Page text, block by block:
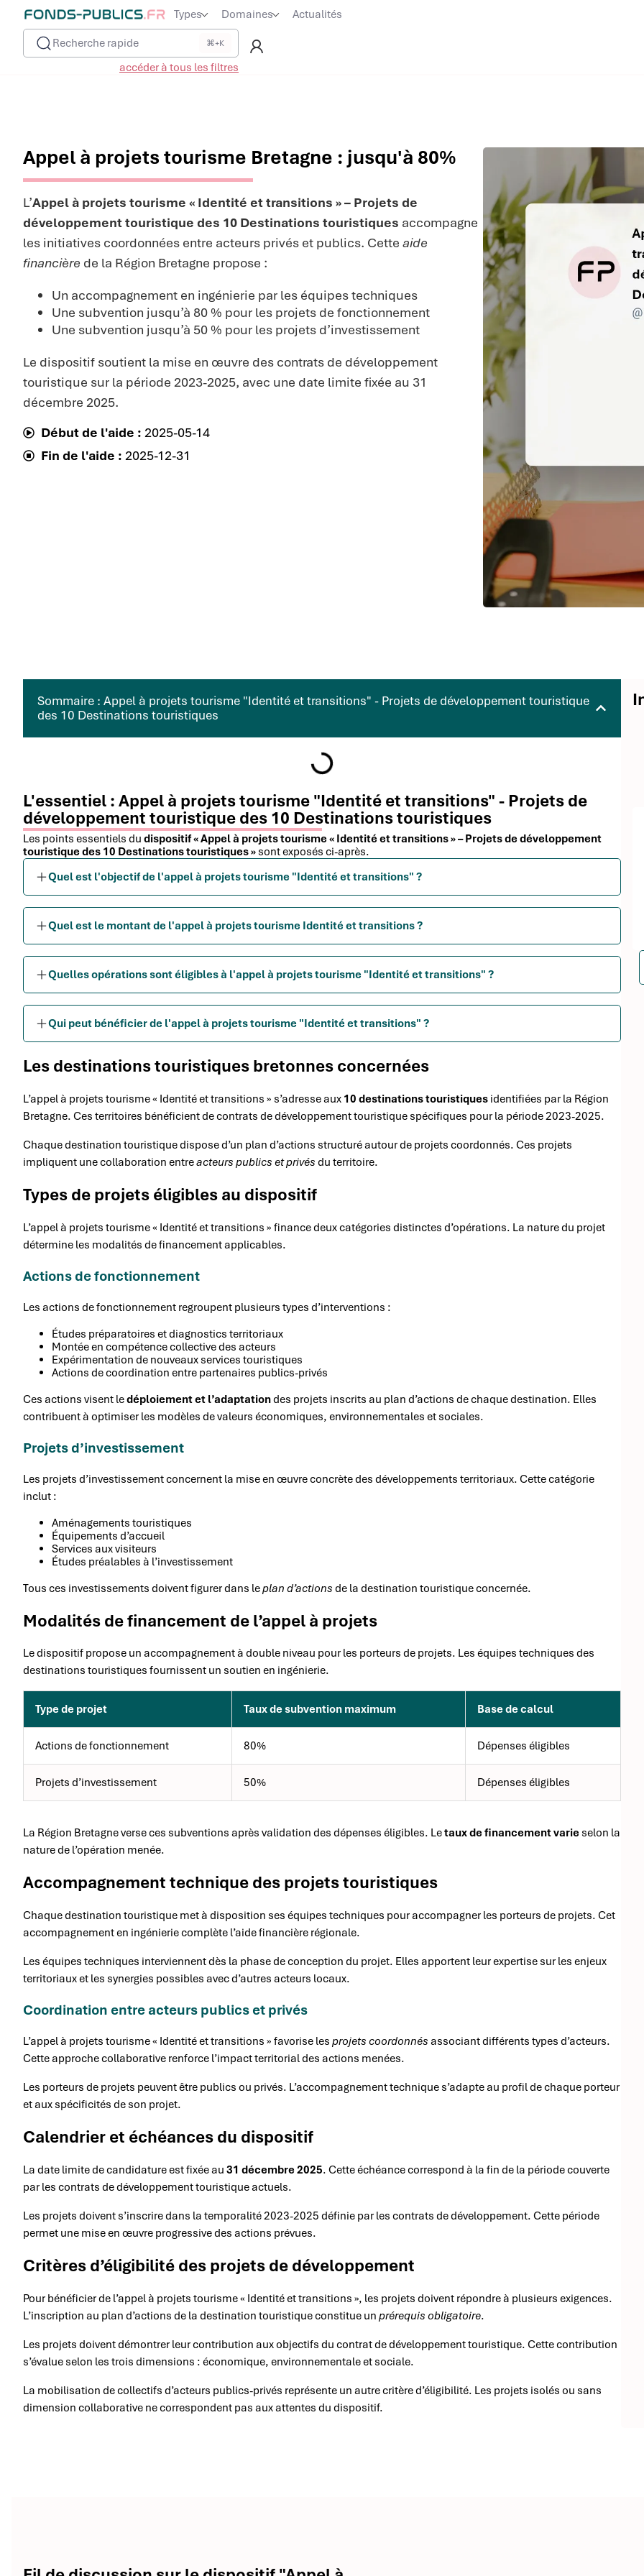
Types Domaines
Actualités
Recherche rapide
⌘+K
accéder à tous les filtres
Appel à projets tourisme Bretagne : jusqu'à 80%
L’Appel à projets tourisme « Identité et transitions » – Projets de
développement touristique des 10 Destinations touristiques accompagne
les initiatives coordonnées entre acteurs privés et publics. Cette aide
financière de la Région Bretagne propose :
Un accompagnement en ingénierie par les équipes techniques
Une subvention jusqu’à 80 % pour les projets de fonctionnement
Une subvention jusqu’à 50 % pour les projets d’investissement
Le dispositif soutient la mise en œuvre des contrats de développement
touristique sur la période 2023-2025, avec une date limite fixée au 31
décembre 2025.
Début de l'aide : 2025-05-14
Fin de l'aide : 2025-12-31
Sommaire : Appel à projets tourisme "Identité et transitions" - Projets de développement touristique
des 10 Destinations touristiques
L'essentiel : Appel à projets tourisme "Identité et transitions" - Projets de
développement touristique des 10 Destinations touristiques
Les points essentiels du dispositif « Appel à projets tourisme « Identité et transitions » – Projets de développement
touristique des 10 Destinations touristiques » sont exposés ci-après.
Quel est l'objectif de l'appel à projets tourisme "Identité et transitions" ?
Quel est le montant de l'appel à projets tourisme Identité et transitions ?
Quelles opérations sont éligibles à l'appel à projets tourisme "Identité et transitions" ?
Qui peut bénéficier de l'appel à projets tourisme "Identité et transitions" ?
Les destinations touristiques bretonnes concernées
L’appel à projets tourisme « Identité et transitions » s’adresse aux 10 destinations touristiques identifiées par la Région
Bretagne. Ces territoires bénéficient de contrats de développement touristique spécifiques pour la période 2023-2025.
Chaque destination touristique dispose d’un plan d’actions structuré autour de projets coordonnés. Ces projets
impliquent une collaboration entreacteurs publics et privés du territoire.
Types de projets éligibles au dispositif
L’appel à projets tourisme « Identité et transitions » finance deux catégories distinctes d’opérations. La nature du projet
détermine les modalités de financement applicables.
Actions de fonctionnement
Les actions de fonctionnement regroupent plusieurs types d’interventions :
Études préparatoires et diagnostics territoriaux
Montée en compétence collective des acteurs
Expérimentation de nouveaux services touristiques
Actions de coordination entre partenaires publics-privés
Ces actions visent ledéploiement et l’adaptationdes projets inscrits au plan d’actions de chaque destination. Elles
contribuent à optimiser les modèles de valeurs économiques, environnementales et sociales.
Projets d’investissement
Les projets d’investissement concernent la mise en œuvre concrète des développements territoriaux. Cette catégorie
inclut :
Aménagements touristiques
Équipements d’accueil
Services aux visiteurs
Études préalables à l’investissement
Tous ces investissements doivent figurer dans leplan d’actions de la destination touristique concernée.
Modalités de financement de l’appel à projets
Le dispositif propose un accompagnement à double niveau pour les porteurs de projets. Les équipes techniques des
destinations touristiques fournissent un soutien en ingénierie.
Type de projet Taux de subvention maximum Base de calcul
Actions de fonctionnement 80% Dépenses éligibles
Projets d’investissement 50% Dépenses éligibles
La Région Bretagne verse ces subventions après validation des dépenses éligibles. Letaux de financement varie selon la
nature de l’opération menée.
Accompagnement technique des projets touristiques
Chaque destination touristique met à disposition ses équipes techniques pour accompagner les porteurs de projets. Cet
accompagnement en ingénierie complète l’aide financière régionale.
Les équipes techniques interviennent dès la phase de conception du projet. Elles apportent leur expertise sur les enjeux
territoriaux et les synergies possibles avec d’autres acteurs locaux.
Coordination entre acteurs publics et privés
L’appel à projets tourisme « Identité et transitions » favorise les projets coordonnés associant différents types d’acteurs.
Cette approche collaborative renforce l’impact territorial des actions menées.
Les porteurs de projets peuvent être publics ou privés. L’accompagnement technique s’adapte au profil de chaque porteur
et aux spécificités de son projet.
Calendrier et échéances du dispositif
La date limite de candidature est fixée au 31 décembre 2025. Cette échéance correspond à la fin de la période couverte
par les contrats de développement touristique actuels.
Les projets doivent s’inscrire dans la temporalité 2023-2025 définie par les contrats de développement. Cette période
permet une mise en œuvre progressive des actions prévues.
Critères d’éligibilité des projets de développement
Pour bénéficier de l’appel à projets tourisme « Identité et transitions », les projets doivent répondre à plusieurs exigences.
L’inscription au plan d’actions de la destination touristique constitue un prérequis obligatoire.
Les projets doivent démontrer leur contribution aux objectifs du contrat de développement touristique. Cette contribution
s’évalue selon les trois dimensions : économique, environnementale et sociale.
La mobilisation de collectifs d’acteurs publics-privés représente un autre critère d’éligibilité. Les projets isolés ou sans
dimension collaborative ne correspondent pas aux attentes du dispositif.